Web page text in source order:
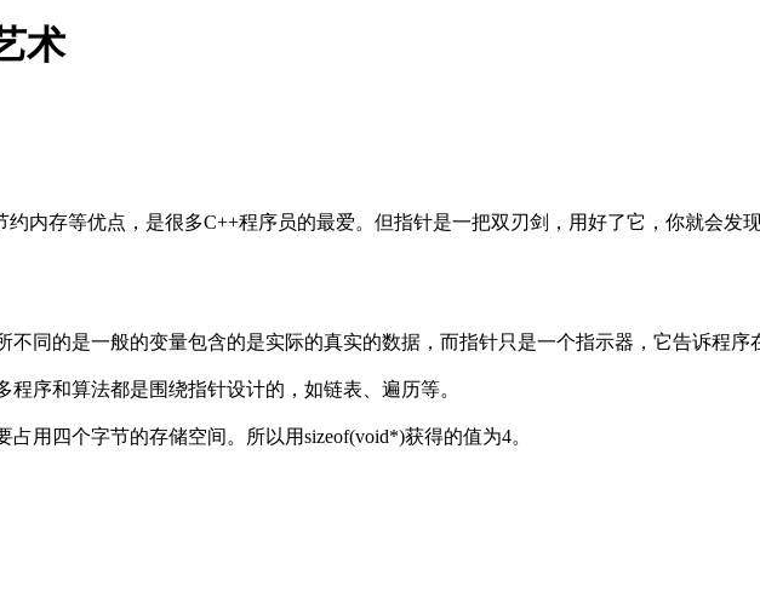
术
内存等优点，是很多C++程序员的最爱。但指针是一把双刃剑，用好了它，你就会
同的是一般的变量包含的是实际的真实的数据，而指针只是一个指示器，它告诉程序
序和算法都是围绕指针设计的，如链表、遍历等。
四个字节的存储空间。所以用sizeof(void*)获得的值为4。